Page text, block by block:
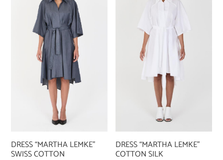
DRESS “MARTHA LEMKE”
SWISS COTTON
DRESS “MARTHA LEMKE”
COTTON SILK